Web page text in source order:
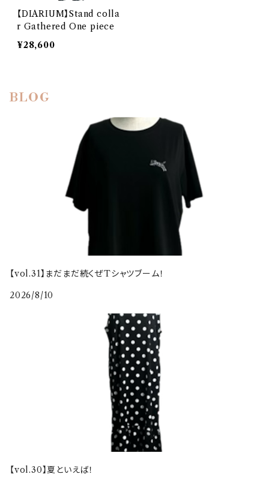
【DIARIUM】Stand colla
r Gathered One piece
¥28,600
BLOG
【vol.31】まだまだ続くぜTシャツブーム！
2026/8/10
【vol.30】夏といえば！